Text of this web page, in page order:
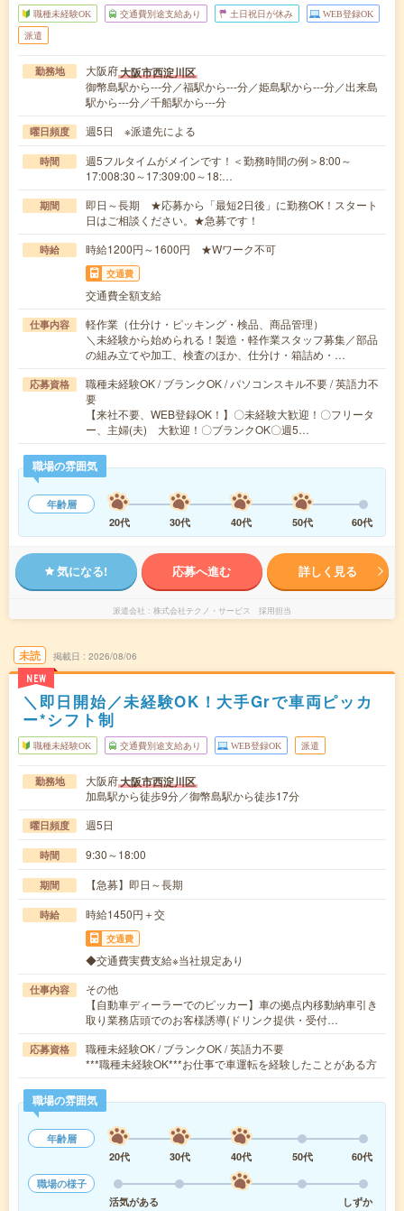
職種未経験OK 交通費別途支給あり 土日祝日が休み WEB登録OK
派遣
勤務地 大阪府大阪市西淀川区
御幣島駅から---分／福駅から---分／姫島駅から---分／出来島
駅から---分／千船駅から---分
曜日頻度 週5日 ※派遣先による
時間
週5フルタイムがメインです！＜勤務時間の例＞8:00～
17:008:30～17:309:00～18:…
期間
即日～長期 ★応募から「最短2日後」に勤務OK！スタート
日はご相談ください。★急募です！
時給 時給1200円～1600円 ★Wワーク不可
交通費
交通費全額支給
仕事内容
軽作業（仕分け・ピッキング・検品、商品管理）
＼未経験から始められる！製造・軽作業スタッフ募集／部品
の組み立てや加工、検査のほか、仕分け・箱詰め・…
応募資格
職種未経験OK / ブランクOK / パソコンスキル不要 / 英語力不
要
【来社不要、WEB登録OK！】〇未経験大歓迎！〇フリータ
ー、主婦(夫) 大歓迎！〇ブランクOK〇週5…
職場の雰囲気
年齢層
20代
30代 40代 50代 60代
気になる! 応募へ進む 詳しく見る
派遣会社 株式会社テクノ・サービス 採用担当
未読
NEW
掲載日 2026/08/06
＼即日開始／未経験OK！大手Grで車両ピッカ
ー*シフト制
職種未経験OK 交通費別途支給あり WEB登録OK 派遣
勤務地 大阪府大阪市西淀川区
加島駅から徒歩9分／御幣島駅から徒歩17分
曜日頻度 週5日
時間 9:30～18:00
期間 【急募】即日～長期
時給 時給1450円＋交
交通費
◆交通費実費支給※当社規定あり
仕事内容
その他
【自動車ディーラーでのピッカー】車の拠点内移動納車引き
取り業務店頭でのお客様誘導(ドリンク提供・受付…
応募資格
職種未経験OK / ブランクOK / 英語力不要
***職種未経験OK***お仕事で車運転を経験したことがある方
職場の雰囲気
年齢層
20代
30代 40代 50代
60代
職場の様子
活気がある
しずか